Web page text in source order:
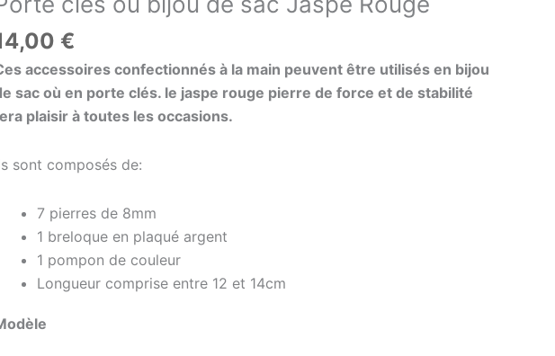
€
accessoires confectionnés à la main peuvent être utilisés en bijou
sac où en porte clés. le jaspe rouge pierre de force et de stabilité
plaisir à toutes les occasions.
sont composés de:
7 pierres de 8mm
1 breloque en plaqué argent
1 pompon de couleur
Longueur comprise entre 12 et 14cm